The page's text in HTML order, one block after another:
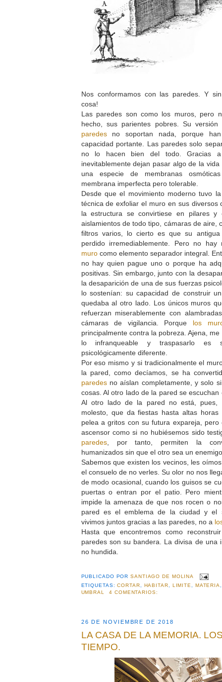
Nos conformamos con las paredes. Y
cosa!
Las paredes son como los muros, pero
hecho, sus parientes pobres. Su
paredesno soportan nada, porque
capacidad portante. Las paredes solo
no lo hacen bien del todo. Gracias
inevitablemente dejan pasar algo de la
una especie de membranas
membrana imperfecta pero tolerable.
Desde que el movimiento moderno tuvo
técnica de exfoliar el muro en sus diversos
la estructura se convirtiese en pilares
aislamientos de todo tipo, cámaras de aire,
filtros varios, lo cierto es que su
perdido irremediablemente. Pero no
murocomo elemento separador integral.
no hay quien pague uno o porque ha
positivas. Sin embargo, junto con la
la desaparición de una de sus fuerzas
lo sostenían: su capacidad de construir
quedaba al otro lado. Los únicos muros
refuerzan miserablemente con
cámaras de vigilancia. Porque los
principalmente contra la pobreza. Ajena,
lo infranqueable y traspasarlo es
psicológicamente diferente.
Por eso mismo y si tradicionalmente el
la pared, como decíamos, se ha
paredesno aíslan completamente, y solo
cosas. Al otro lado de la pared se
Al otro lado de la pared no está, pues,
molesto, que da fiestas hasta altas
pelea a gritos con su futura expareja,
ascensor como si no hubiésemos sido
paredes, por tanto, permiten la
humanizados sin que el otro sea un
Sabemos que existen los vecinos, les
el consuelo de no verles. Su olor no nos
de modo ocasional, cuando los guisos se
puertas o entran por el patio. Pero
impide la amenaza de que nos rocen o
pared es el emblema de la ciudad y el
vivimos juntos gracias a las paredes, no a
Hasta que encontremos como
paredes son su bandera. La divisa de una
no hundida.
PUBLICADO PORSANTIAGO DE MOLINA
ETIQUETAS:CORTAR HABITAR LIMITE MATERIA
UMBRAL
4 COMENTARIOS:
26 DE NOVIEMBRE DE 2018
LA CASA DE LA MEMORIA.
TIEMPO.